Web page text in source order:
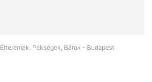
Étteremek, Pékségek, Bárok - Budapest